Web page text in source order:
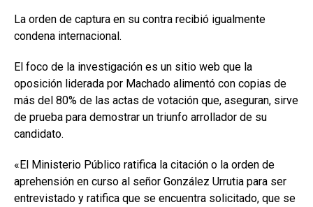
La orden de captura en su contra recibió igualmente
condena internacional.
El foco de la investigación es un sitio web que la
oposición liderada por Machado alimentó con copias de
más del 80% de las actas de votación que, aseguran, sirve
de prueba para demostrar un triunfo arrollador de su
candidato.
«El Ministerio Público ratifica la citación o la orden de
aprehensión en curso al señor González Urrutia para ser
entrevistado y ratifica que se encuentra solicitado, que se